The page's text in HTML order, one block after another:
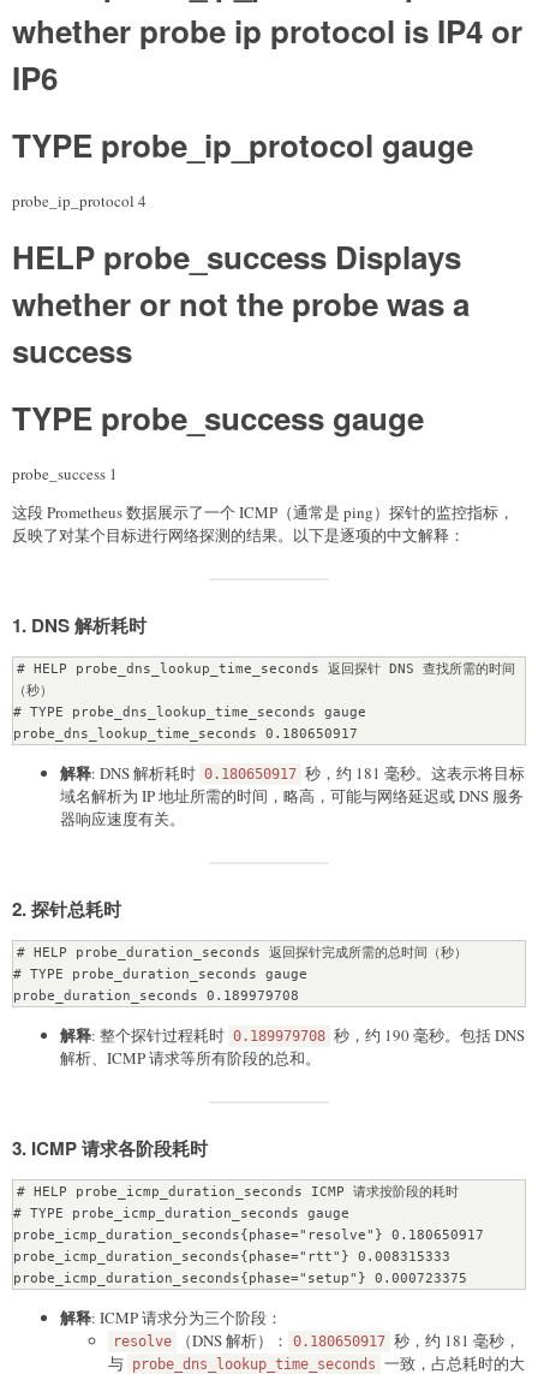
whether probe ip protocol is IP4 or
IP6
TYPE probe_ip_protocol gauge
probe_ip_protocol 4
HELP probe_success Displays
whether or not the probe was a
success
TYPE probe_success gauge
probe_success 1
这段 Prometheus 数据展示了一个 ICMP（通常是 ping）探针的监控指标，
反映了对某个目标进行网络探测的结果。以下是逐项的中文解释：
1. DNS 解析耗时
# HELP probe_dns_lookup_time_seconds 返回探针 DNS 查找所需的时间
（秒）
# TYPE probe_dns_lookup_time_seconds gauge
解释: DNS 解析耗时 0.180650917 秒，约 181 毫秒。这表示将目标
域名解析为 IP 地址所需的时间，略高，可能与网络延迟或 DNS 服务
器响应速度有关。
2.探针总耗时
# HELP probe_duration_seconds 返回探针完成所需的总时间（秒）
# TYPE probe_duration_seconds gauge
解释: 整个探针过程耗时 0.189979708 秒，约 190 毫秒。包括 DNS
解析、ICMP 请求等所有阶段的总和。
3. ICMP 请求各阶段耗时
# HELP probe_icmp_duration_seconds ICMP 请求按阶段的耗时
# TYPE probe_icmp_duration_seconds gauge
probe_icmp_duration_seconds{phase="resolve"} 0.180650917
probe_icmp_duration_seconds{phase="rtt"} 0.008315333
解释: ICMP 请求分为三个阶段：
resolve （DNS 解析）： 0.180650917 秒，约 181 毫秒，
与 probe_dns_lookup_time_seconds 一致，占总耗时的大